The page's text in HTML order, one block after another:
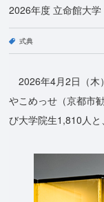
2026年度 立命館大
式典
2026年4月2日（木
やこめっせ（京都市
び大学院生1,810人と